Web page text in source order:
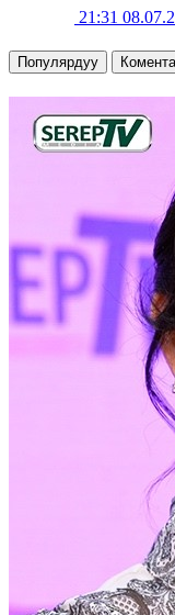
21:31
Популярдуу